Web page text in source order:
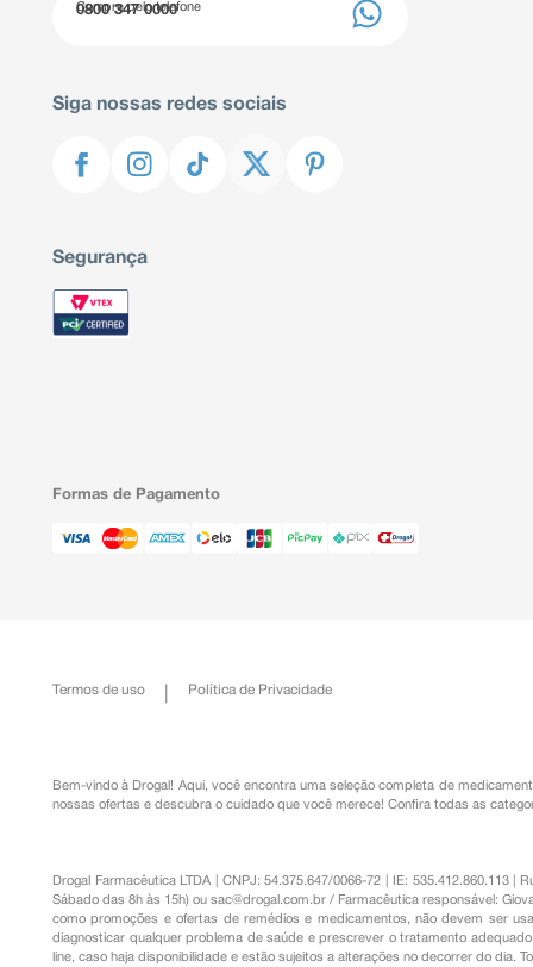
Compre pelo telefone
0800 347 0000
Siga nossas redes sociais
Segurança
Formas de Pagamento
Termos de uso Política de Privacidade
Bem-vindo à Drogal! Aqui, você encontra uma seleção completa de
nossas ofertas e descubra o cuidado que você merece! Confira todas as
Drogal Farmacêutica LTDA | CNPJ: 54.375.647/0066-72 | IE: 535.412.860.113
Sábado das 8h às 15h) ousac@drogal.com.br / Farmacêutica responsável:
como promoções e ofertas de remédios e medicamentos, não devem ser
diagnosticar qualquer problema de saúde e prescrever o tratamento
line, caso haja disponibilidade e estão sujeitos a alterações no decorrer do dia.